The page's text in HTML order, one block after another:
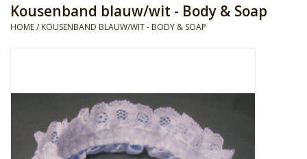
Kids Collection
Sale
Skin Collection
Kousenband blauw/wit - Body & Soap
HOME/ KOUSENBAND BLAUW/WIT - BODY & SOAP